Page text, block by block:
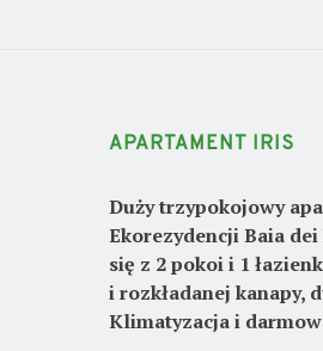
APARTAMENT IRIS
Duży trzypokojowy
Ekorezydencji Baia
się z 2 pokoi i 1
i rozkładanej kanapy,
Klimatyzacja i